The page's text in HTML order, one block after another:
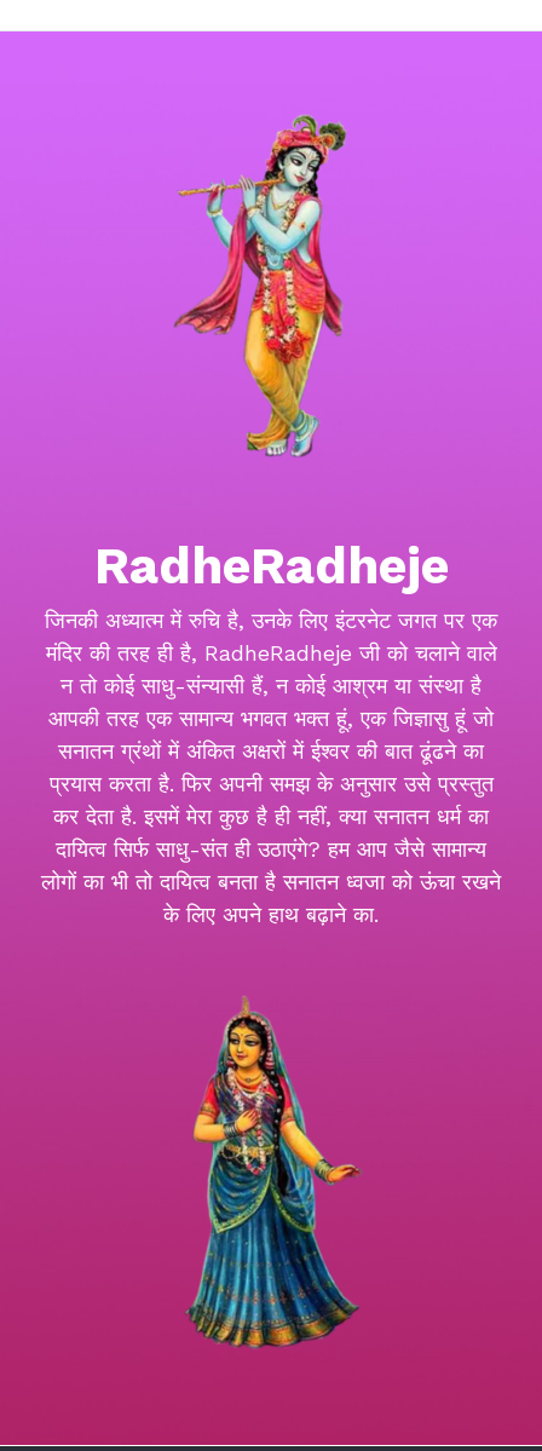
RadheRadheje
जिनकी अध्यात्म में रुचि है, उनके लिए इंटरनेट जगत पर एक
मंदिर की तरह ही है, RadheRadheje जी को चलाने वाले
न तो कोई साधु-संन्यासी हैं, न कोई आश्रम या संस्था है
आपकी तरह एक सामान्य भगवत भक्त हूं, एक जिज्ञासु हूं जो
सनातन ग्रंथों में अंकित अक्षरों में ईश्वर की बात ढूंढने का
प्रयास करता है. फिर अपनी समझ के अनुसार उसे प्रस्तुत
कर देता है. इसमें मेरा कुछ है ही नहीं, क्या सनातन धर्म का
दायित्व सिर्फ साधु-संत ही उठाएंगे? हम आप जैसे सामान्य
लोगों का भी तो दायित्व बनता है सनातन ध्वजा को ऊंचा रखने
के लिए अपने हाथ बढ़ाने का.